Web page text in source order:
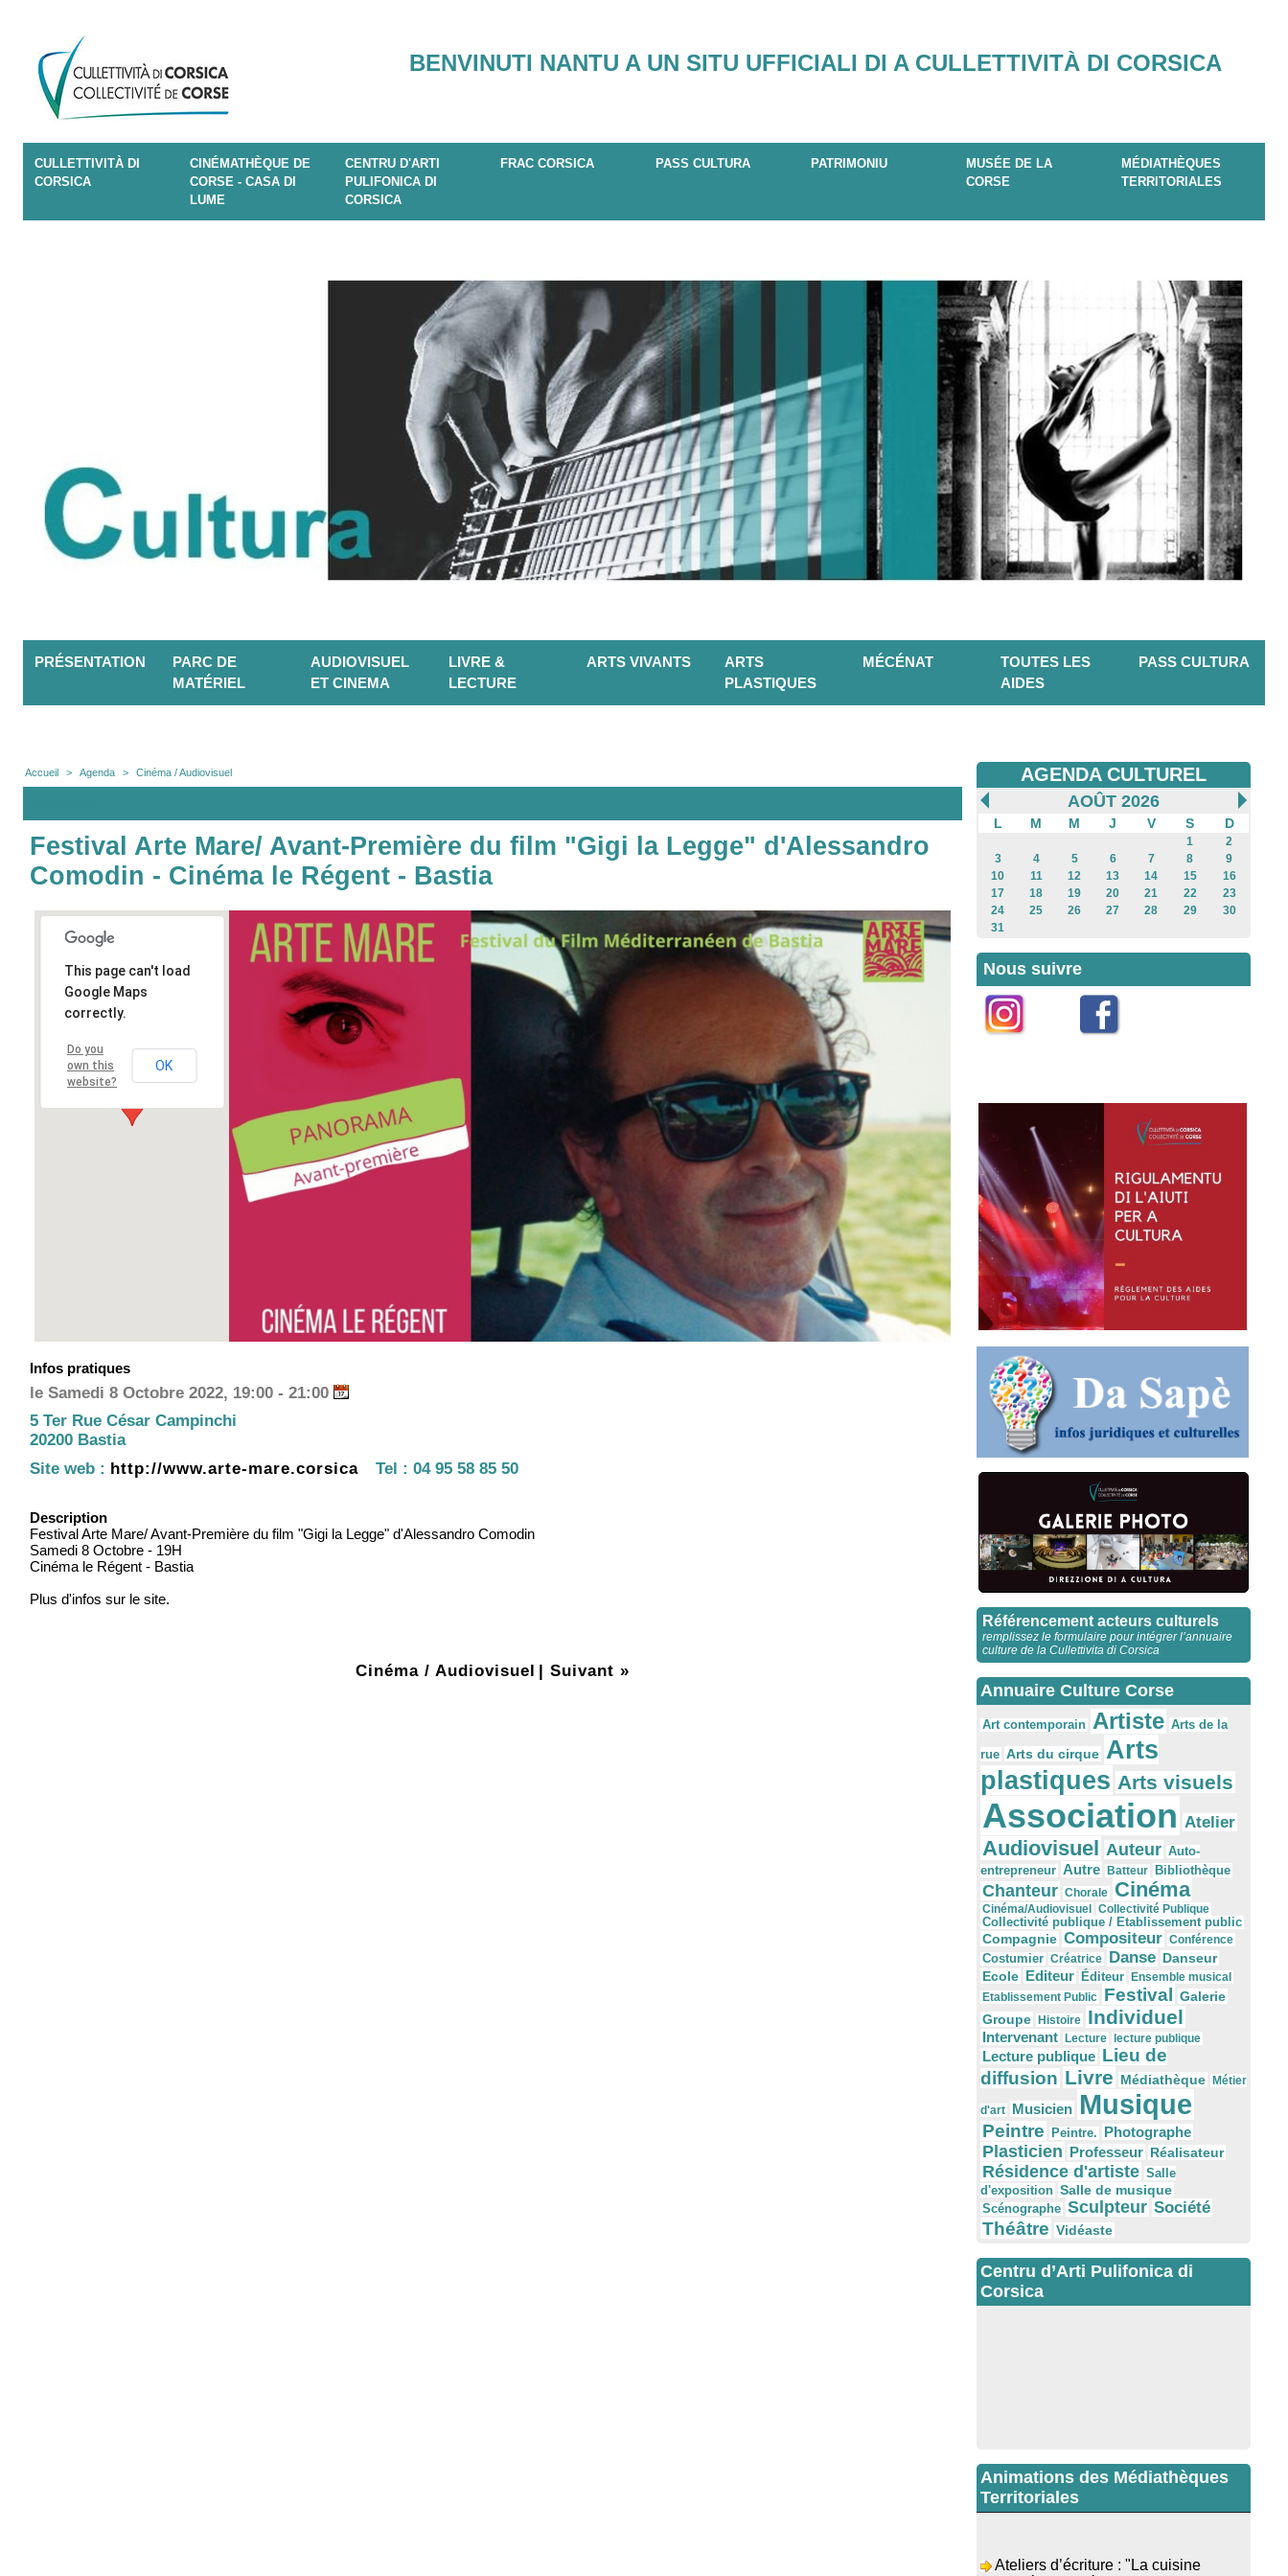
BENVINUTI NANTU A UN SITU UFFICIALI DI A CULLETTIVITÀ DI CORSICA
CULLETTIVITÀ DI
CORSICA
CINÉMATHÈQUE DE
CORSE - CASA DI
LUME
CENTRU D'ARTI
PULIFONICA DI
CORSICA
FRAC CORSICA PASS CULTURA PATRIMONIU
MUSÉE DE LA
CORSE
MÉDIATHÈQUES
TERRITORIALES
PRÉSENTATION
PARC DE
MATÉRIEL
AUDIOVISUEL
ET CINEMA
LIVRE &
LECTURE
ARTS VIVANTS
ARTS
PLASTIQUES
MÉCÉNAT
TOUTES LES
AIDES
PASS CULTURA
Accueil > Agenda > Cinéma / Audiovisuel
Festival Arte Mare/ Avant-Première du film "Gigi la Legge" d'Alessandro
Comodin - Cinéma le Régent - Bastia
This page can't load
Google Maps
correctly.
Do you
own this
website?
OK
Infos pratiques
le Samedi 8 Octobre 2022, 19:00 - 21:00
5 Ter Rue César Campinchi
20200 Bastia
Site web : http://www.arte-mare.corsica Tel : 04 95 58 85 50
Description
Festival Arte Mare/ Avant-Première du film "Gigi la Legge" d'Alessandro Comodin
Samedi 8 Octobre - 19H
Cinéma le Régent - Bastia
Plus d'infos sur le site.
Cinéma / Audiovisuel | Suivant »
AGENDA CULTUREL
AOÛT 2026
L M M J V S D
1
2
3
4 5 6 7 8
9
10
11 12 13 14 15
16
17
18 19 20 21 22
23
24
25 26 27 28 29
30
31
Nous suivre
Référencement acteurs culturels
remplissez le formulaire pour intégrer l’annuaire
culture de la Cullettivita di Corsica
Annuaire Culture Corse
Art contemporain Artiste Arts de la
rue Arts du cirque Arts
plastiques Arts visuels
Association Atelier
Audiovisuel Auteur Auto-
entrepreneur Autre Batteur Bibliothèque
Chanteur Chorale Cinéma
Cinéma/Audiovisuel
Collectivité Publique
Collectivité publique / Etablissement public
Compagnie Compositeur Conférence
Costumier Créatrice Danse Danseur
Ecole Editeur Éditeur
Ensemble musical
Etablissement Public Festival Galerie
Groupe
Histoire Individuel
Intervenant Lecture lecture publique
Lecture publique Lieu de
diffusion Livre Médiathèque Métier
d'art Musicien Musique
Peintre Peintre. Photographe
Plasticien Professeur Réalisateur
Résidence d'artiste Salle
d'exposition Salle de musique
Scénographe Sculpteur Société
Théâtre Vidéaste
Centru d’Arti Pulifonica di
Corsica
Animations des Médiathèques
Territoriales
retrouvée" animés par Dominique